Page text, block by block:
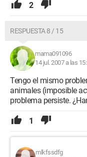
2
RESPUESTA 8 / 15
mama091096
14 jul. 2007 a las
Tengo el mismo
animales (imposible
problema persiste.
1
mlkfssdfg